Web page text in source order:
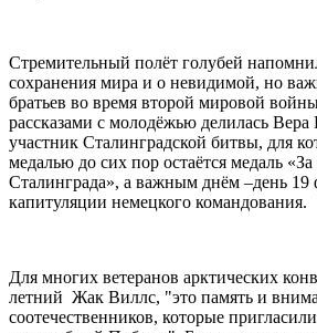
Стремительный полёт голубей
сохранения мира и о невидимой, но
братьев во время второй мировой
рассказами с молодёжью делилась
участник Сталинградской битвы, для
медалью до сих пор остаётся медаль
Сталинграда», а важным днём –день 19
капитуляции немецкого командования.
Для многих ветеранов арктических
летний Жак Виллс, "это память и
соотечественников, которые